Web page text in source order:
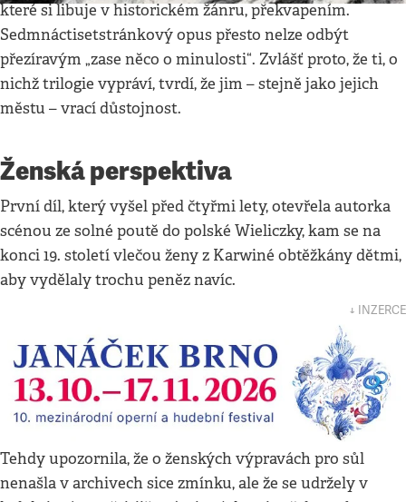
které si libuje v historickém žánru, překvapením.
Sedmnáctisetstránkový opus přesto nelze odbýt
přezíravým „zase něco o minulosti“. Zvlášť proto, že ti, o
nichž trilogie vypráví, tvrdí, že jim – stejně jako jejich
městu – vrací důstojnost.
Ženská perspektiva
První díl, který vyšel před čtyřmi lety, otevřela autorka
scénou ze solné poutě do polské Wieliczky, kam se na
konci 19. století vlečou ženy z Karwiné obtěžkány dětmi,
aby vydělaly trochu peněz navíc.
↓ INZERCE
Tehdy upozornila, že o ženských výpravách pro sůl
nenašla v archivech sice zmínku, ale že se udržely v